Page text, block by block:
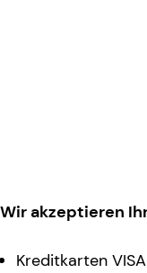
Wir akzeptieren
Kreditkarten